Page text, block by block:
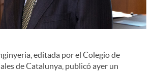
editada por el Colegio de
de Catalunya, publicó ayer un